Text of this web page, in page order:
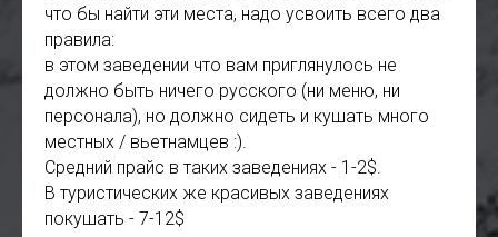
что бы найти эти места, надо усвоить всего два
правила:
в этом заведении что вам приглянулось не
должно быть ничего русского (ни меню, ни
персонала), но должно сидеть и кушать много
местных / вьетнамцев :).
Средний прайс в таких заведениях - 1-2$.
В туристических же красивых заведениях
покушать - 7-12$